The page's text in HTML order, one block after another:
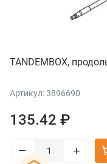
TANDEMBOX,
Артикул: 3896690
135.42 ₽
– +